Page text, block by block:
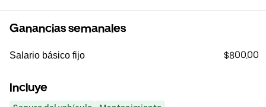
Ganancias semanales
Salario básico fijo $800.00
Incluye